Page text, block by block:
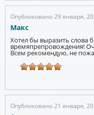
Опубликовано 29 января,
Макс
Хотел бы выразить слова
времяпрепровождения!
Всем рекомендую, не
Опубликовано 21 января,